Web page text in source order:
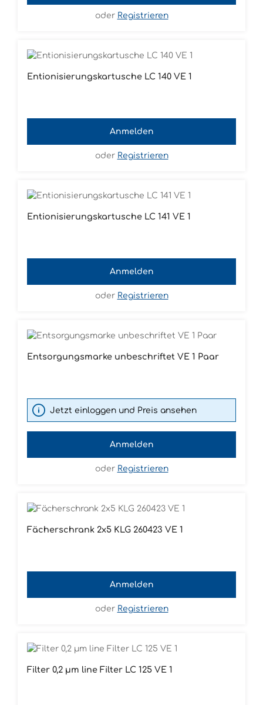
oder Registrieren
Entionisierungskartusche LC 140 VE 1
Anmelden
oder Registrieren
Entionisierungskartusche LC 141 VE 1
Anmelden
oder Registrieren
Entsorgungsmarke unbeschriftet VE 1 Paar
Jetzt einloggen und Preis ansehen
Anmelden
oder Registrieren
Fächerschrank 2x5 KLG 260423 VE 1
Anmelden
oder Registrieren
Filter 0,2 µm line Filter LC 125 VE 1